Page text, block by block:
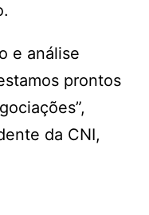
e análise
prontos
da CNI,